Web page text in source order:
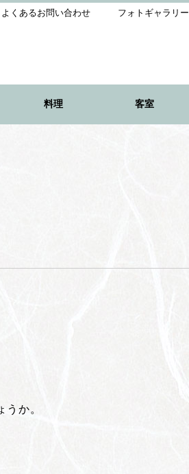
よくあるお問い合わせ フォトギャラリー
料理 客室
か。